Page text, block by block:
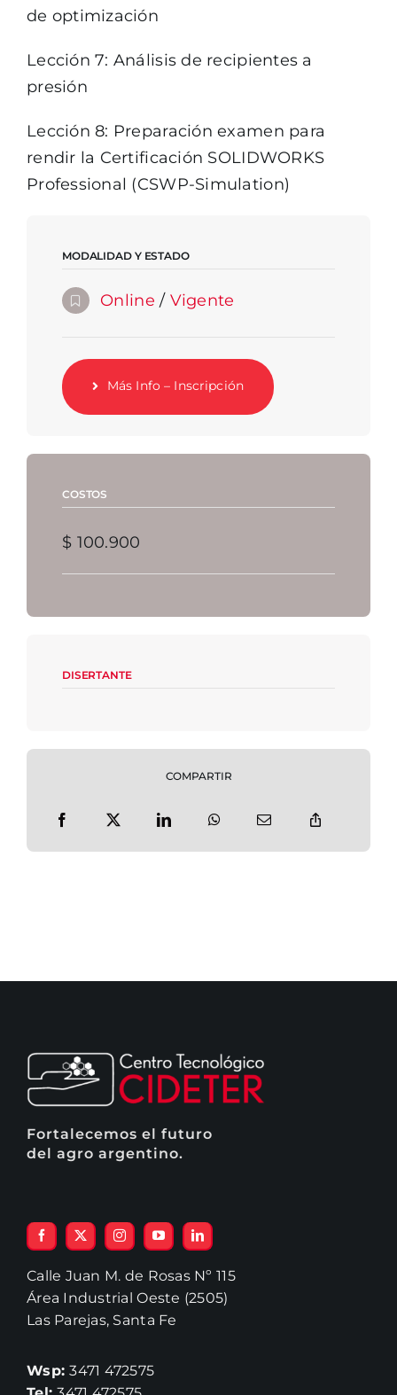
de optimización
Lección 7: Análisis de recipientes a
presión
Lección 8: Preparación examen para
rendir la Certificación SOLIDWORKS
Professional (CSWP-Simulation)
MODALIDAD Y ESTADO
Online / Vigente
Más Info – Inscripción
COSTOS
$ 100.900
DISERTANTE
COMPARTIR
Fortalecemos el futuro
del agro argentino.
Calle Juan M. de Rosas Nº 115
Área Industrial Oeste (2505)
Las Parejas, Santa Fe
Wsp:3471 472575